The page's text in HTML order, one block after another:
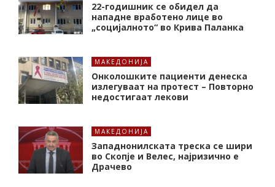
22-годишник се обидел да
нападне вработено лице во
„социјалното“ во Крива Паланка
МАКЕДОНИЈА
Онколошките пациенти денеска
излегуваат на протест – Повторно
недостигаат лекови
МАКЕДОНИЈА
Западнонилската треска се шири
во Скопје и Велес, најризично е
Драчево